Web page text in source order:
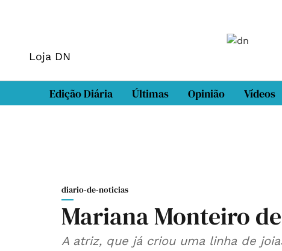
Loja DN
Edição Diária Últimas Opinião Vídeos
diario-de-noticias
Mariana Monteiro
A atriz, que já criou uma linha de